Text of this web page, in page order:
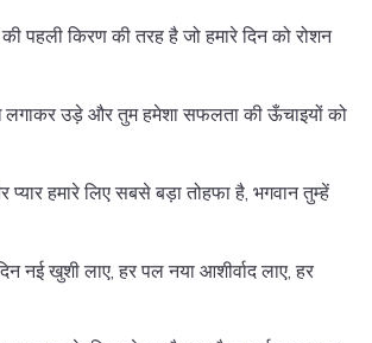
पहली किरण की तरह है जो हमारे दिन को रोशन
लगाकर उड़े और तुम हमेशा सफलता की ऊँचाइयों को
प्यार हमारे लिए सबसे बड़ा तोहफा है, भगवान तुम्हें
नई खुशी लाए, हर पल नया आशीर्वाद लाए, हर